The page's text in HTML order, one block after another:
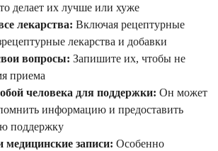
делает их лучше или хуже
лекарства: Включая рецептурные
лекарства и добавки
вопросы: Запишите их, чтобы не
приема
человека для поддержки: Он может
информацию и предоставить
поддержку
медицинские записи: Особенно